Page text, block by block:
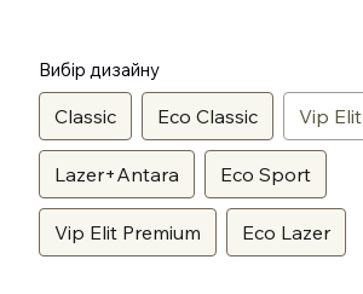
Вибір дизайну
Classic Eco Classic Vip Elit
Lazer+Antara Eco Sport
Vip Elit Premium Eco Lazer